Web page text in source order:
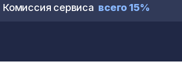
Комиссия сервиса всего 15%